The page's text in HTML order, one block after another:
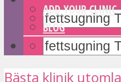
ADD YOUR CLINIC
BLOG
Bästa klinik